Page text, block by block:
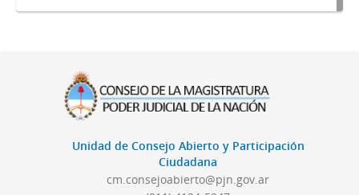
Unidad de Consejo Abierto y Participación
Ciudadana
cm.consejoabierto@pjn.gov.ar